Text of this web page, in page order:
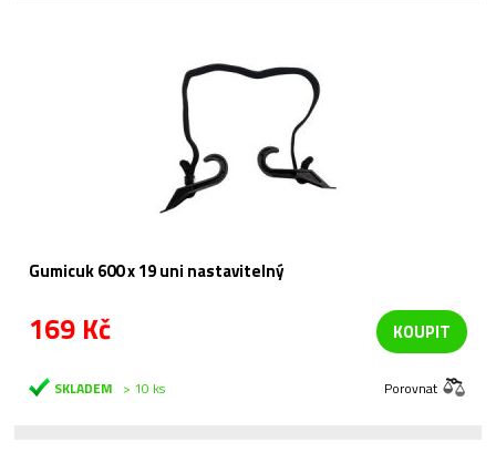
Gumicuk 600 x 19 uni nastavitelný
169 Kč KOUPIT
SKLADEM > 10 ks Porovnat